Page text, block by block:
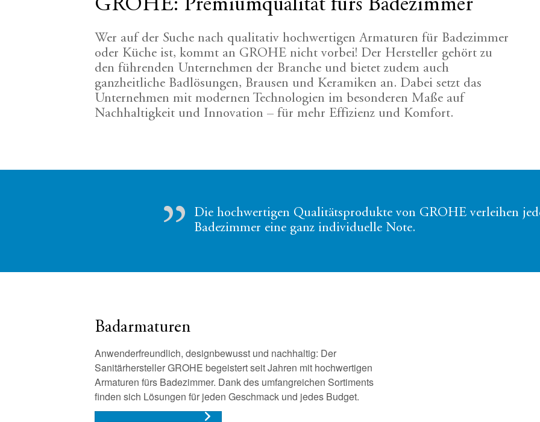
GROHE: Premiumqualität fürs Badezimmer
Wer auf der Suche nach qualitativ hochwertigen Armaturen für Badezimmer
oder Küche ist, kommt an GROHE nicht vorbei! Der Hersteller gehört zu
den führenden Unternehmen der Branche und bietet zudem auch
ganzheitliche Badlösungen, Brausen und Keramiken an. Dabei setzt das
Unternehmen mit modernen Technologien im besonderen Maße auf
Nachhaltigkeit und Innovation – für mehr Effizienz und Komfort.
Die hochwertigen Qualitätsprodukte von GROHE verleihen
Badezimmer eine ganz individuelle Note.
Badarmaturen
Anwenderfreundlich, designbewusst und nachhaltig: Der
Sanitärhersteller GROHE begeistert seit Jahren mit hochwertigen
Armaturen fürs Badezimmer. Dank des umfangreichen Sortiments
finden sich Lösungen für jeden Geschmack und jedes Budget.